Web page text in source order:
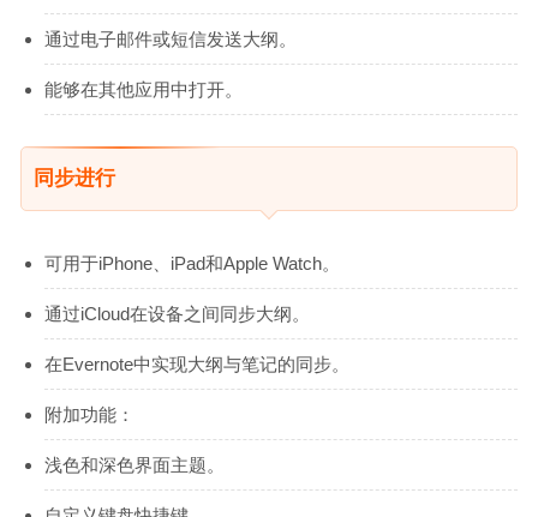
通过电子邮件或短信发送大纲。
能够在其他应用中打开。
同步进行
可用于iPhone、iPad和Apple Watch。
通过iCloud在设备之间同步大纲。
在Evernote中实现大纲与笔记的同步。
附加功能：
浅色和深色界面主题。